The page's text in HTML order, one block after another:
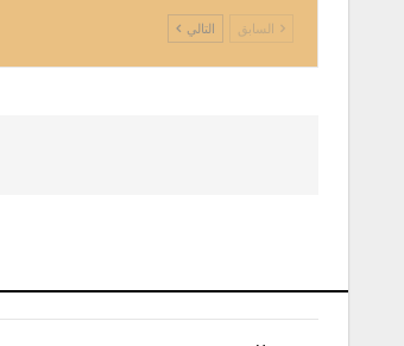
السابق التالي